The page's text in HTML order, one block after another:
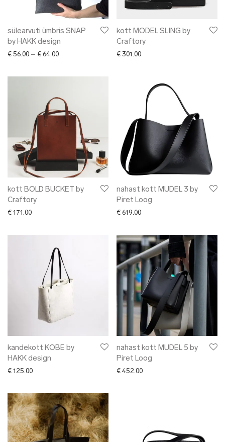
sülearvuti ümbris SNAP
by HAKK design
€ 56.00 – € 64.00Price range: € 56.00 through € 64.00
kott MODEL SLING by
Craftory
€ 301.00
kott BOLD BUCKET by
Craftory
€ 171.00
nahast kott MUDEL 3 by
Piret Loog
€ 619.00
kandekott KOBE by
HAKK design
€ 125.00
nahast kott MUDEL 5 by
Piret Loog
€ 452.00